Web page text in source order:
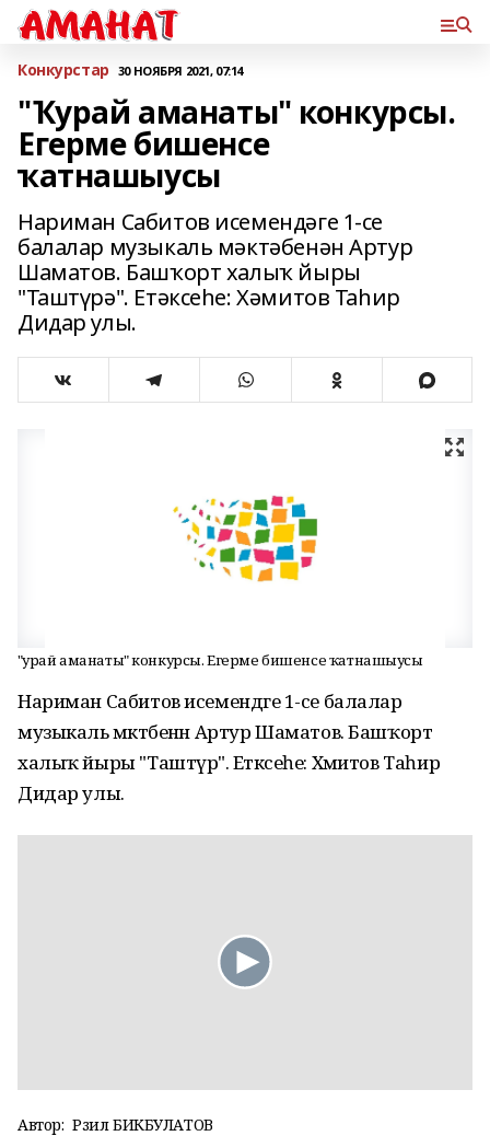
Конкурстар 30 НОЯБРЯ 2021, 07:14
"Ҡурай аманаты" конкурсы.
Егерме бишенсе
ҡатнашыусы
Нариман Сабитов исемендәге 1-се
балалар музыкаль мәктәбенән Артур
Шаматов. Башҡорт халыҡ йыры
"Таштүрә". Етәксеһе: Хәмитов Таһир
Дидар улы.
"Ҡурай аманаты" конкурсы. Егерме бишенсе ҡатнашыусы
Нариман Сабитов исемендәге 1-се балалар
музыкаль мәктәбенән Артур Шаматов. Башҡорт
халыҡ йыры "Таштүрә". Етәксеһе: Хәмитов Таһир
Дидар улы.
Автор: Рәзил БИКБУЛАТОВ